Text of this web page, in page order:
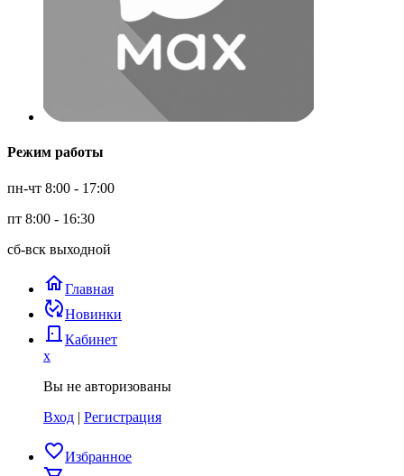
Режим работы
пн-чт 8:00 - 17:00
пт 8:00 - 16:30
сб-вск выходной
homeГлавная
published_with_changesНовинки
door_back Кабинет
x
Вы не авторизованы
Вход | Регистрация
favorite_borderИзбранное